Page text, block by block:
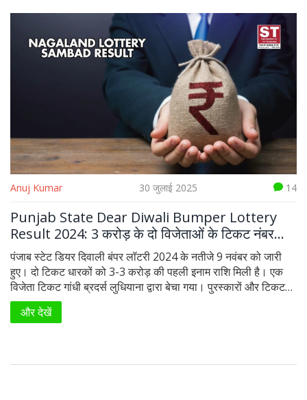
Anuj Kumar 30 जुलाई 2025 14
Punjab State Dear Diwali Bumper Lottery
Result 2024: 3 करोड़ के दो विजेताओं के टिकट नंबर
जारी
पंजाब स्टेट डियर दिवाली बंपर लॉटरी 2024 के नतीजे 9 नवंबर को जारी
हुए। दो टिकट धारकों को 3-3 करोड़ की पहली इनाम राशि मिली है। एक
विजेता टिकट गांधी ब्रदर्स लुधियाना द्वारा बेचा गया। पुरस्कारों और टिकट
नंबरों की पूरी जानकारी सहित प्रतिभागियों को सतर्क रहने की सलाह दी गई
है।और देखें